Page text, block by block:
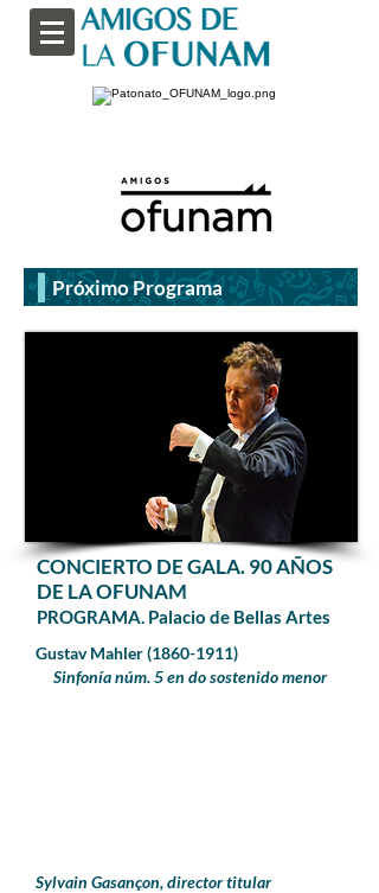
Próximo Programa
CONCIERTO DE GALA. 90 AÑOS
DE LA OFUNAM
PROGRAMA. Palacio de Bellas Artes
Gustav Mahler(1860-1911)
Sinfonía núm. 5 en do sostenido menor
Sylvain Gasançon, director titular